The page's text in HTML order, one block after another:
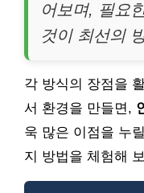
어보며, 필요
것이 최선의
각 방식의 장점을
서 환경을 만들면,
욱 많은 이점을 누
지 방법을 체험해